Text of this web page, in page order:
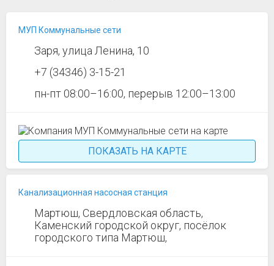
МУП Коммунальные сети
Заря, улица Ленина, 10
+7 (34346) 3-15-21
пн-пт 08:00–16:00, перерыв 12:00–13:00
ПОКАЗАТЬ НА КАРТЕ
Канализационная насосная станция
Мартюш, Свердловская область,
Каменский городской округ, посёлок
городского типа Мартюш,